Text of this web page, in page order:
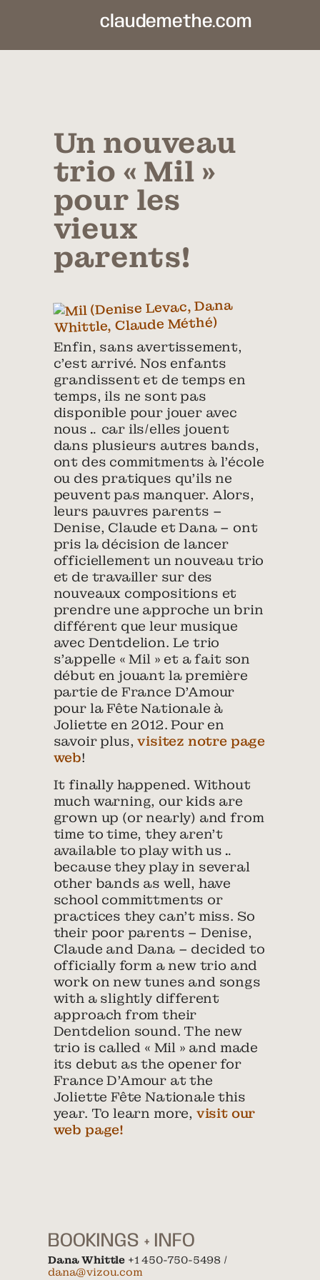
claudemethe.com
Un nouveau
trio « Mil »
pour les
vieux
parents!
Enfin, sans avertissement,
c’est arrivé. Nos enfants
grandissent et de temps en
temps, ils ne sont pas
disponible pour jouer avec
nous… car ils/elles jouent
dans plusieurs autres bands,
ont des commitments à l’école
ou des pratiques qu’ils ne
peuvent pas manquer. Alors,
leurs pauvres parents –
Denise, Claude et Dana – ont
pris la décision de lancer
officiellement un nouveau trio
et de travailler sur des
nouveaux compositions et
prendre une approche un brin
différent que leur musique
avec Dentdelion. Le trio
s’appelle « Mil » et a fait son
début en jouant la première
partie de France D’Amour
pour la Fête Nationale à
Joliette en 2012. Pour en
savoir plus,visitez notre page
web!
It finally happened. Without
much warning, our kids are
grown up (or nearly) and from
time to time, they aren’t
available to play with us…
because they play in several
other bands as well, have
school committments or
practices they can’t miss. So
their poor parents – Denise,
Claude and Dana – decided to
officially form a new trio and
work on new tunes and songs
with a slightly different
approach from their
Dentdelion sound. The new
trio is called « Mil » and made
its debut as the opener for
France D’Amour at the
Joliette Fête Nationale this
year. To learn more, visit our
web page!
BOOKINGS + INFO
Dana Whittle +1 450-750-5498 /
dana@vizou.com